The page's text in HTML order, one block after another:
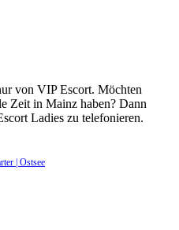
von VIP Escort. Möchten
Zeit in Mainz haben? Dann
Ladies zu telefonieren.
| Ostsee